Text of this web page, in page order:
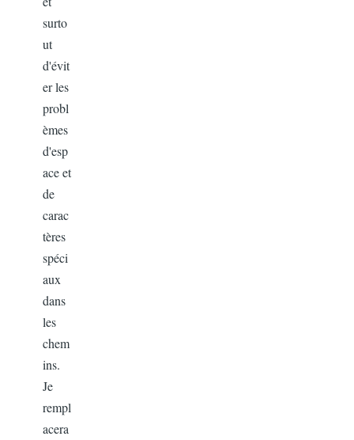
surto
ut
d'évit
er les
probl
èmes
d'esp
ace et
de
carac
tères
spéci
aux
dans
les
chem
ins.
Je
rempl
acera